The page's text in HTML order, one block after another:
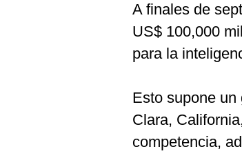
A finales de
US$ 100,000
para la
Esto supone
Clara,
competencia,